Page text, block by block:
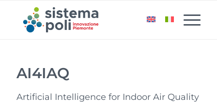
AI4IAQ
Artificial Intelligence for Indoor Air Quality